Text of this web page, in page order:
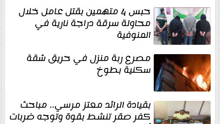
حبس 4 متهمين بقتل عامل خلال
محاولة سرقة دراجة نارية في
المنوفية
مصرع ربة منزل في حريق شقة
سكنية بطوخ
بقيادة الرائد معتز مرسي.. مباحث
كفر صقر تنشط بقوة وتوجه ضربات